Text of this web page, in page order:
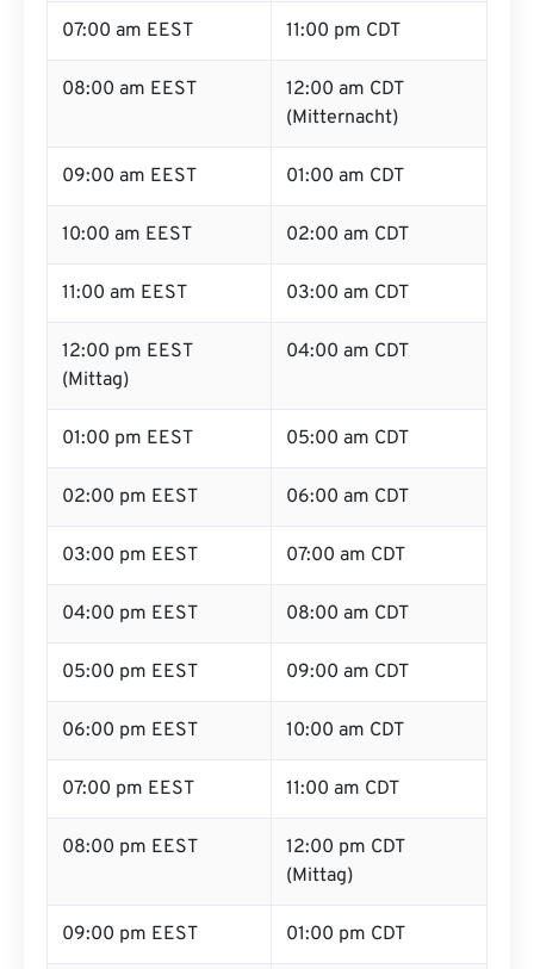
07:00 am EEST 11:00 pm CDT
08:00 am EEST
12:00 am CDT
(Mitternacht)
09:00 am EEST 01:00 am CDT
10:00 am EEST 02:00 am CDT
11:00 am EEST 03:00 am CDT
12:00 pm EEST
(Mittag)
04:00 am CDT
01:00 pm EEST 05:00 am CDT
02:00 pm EEST 06:00 am CDT
03:00 pm EEST 07:00 am CDT
04:00 pm EEST 08:00 am CDT
05:00 pm EEST 09:00 am CDT
06:00 pm EEST 10:00 am CDT
07:00 pm EEST 11:00 am CDT
08:00 pm EEST
12:00 pm CDT
(Mittag)
09:00 pm EEST 01:00 pm CDT